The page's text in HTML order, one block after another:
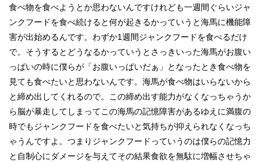
食べ物を食べようとか思わないんですけれども一週間ぐらいジャ
ンクフードを食べ続けると何が起きるかっていうと海馬に機能障
害が出始めるんです。わずか1週間ジャンクフードを食べるだけ
で。そうするとどうなるかっていうとさっきいった海馬がお腹い
っぱいの時に僕らが「お腹いっぱいだぁ」となったとき食べ物を
見ても食べたいと思わないんです。海馬が食べ物はいらないから
と締め出してくれるので。この締め出す能力がなくなっちゃうか
ら脳が暴走してしまってこの海馬の記憶障害があるゆえに満腹の
時でもジャンクフードを食べたいと気持ちが抑えられなくなっち
ゃうんですよ。つまりジャンクフードっていうのは僕らの記憶力
と自制心にダメージを与えてその結果食欲を無駄に増幅させちゃ